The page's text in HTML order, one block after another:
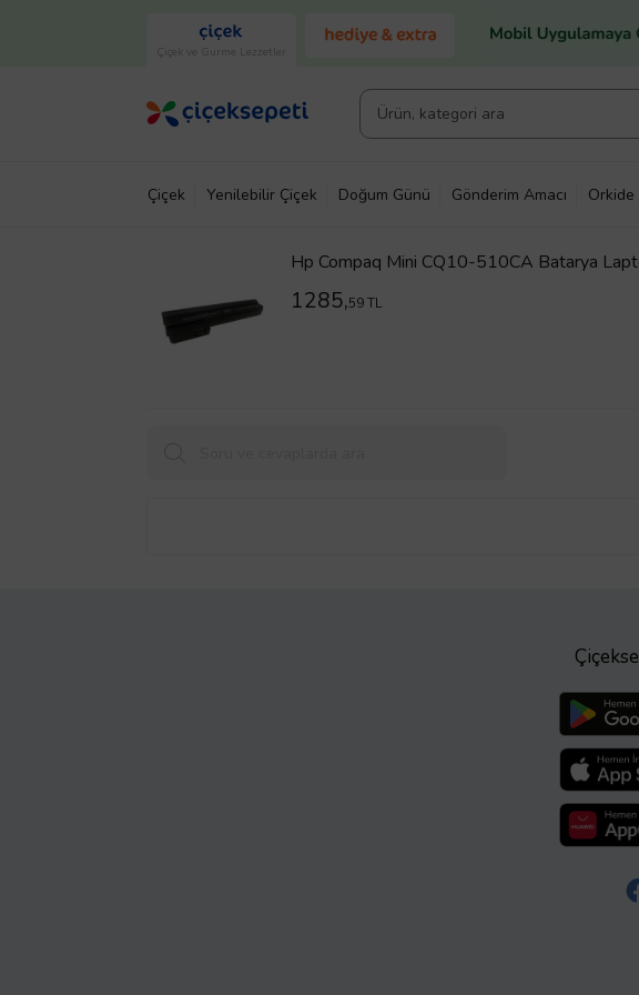
Çiçek ve Gurme Lezzetler
Çiçek Yenilebilir Çiçek Doğum Günü Gönderim Amacı Orkide
Hp Compaq Mini CQ10-510CA Batarya
1285,59 TL